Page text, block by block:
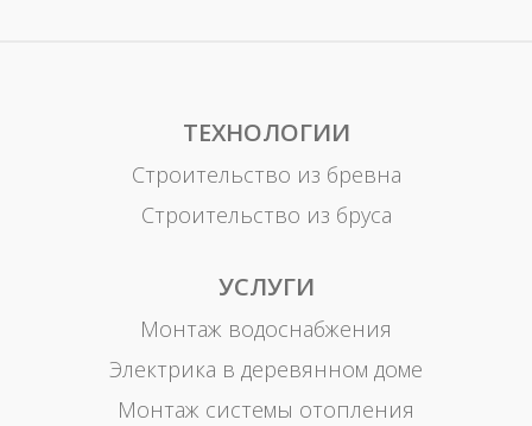
ТЕХНОЛОГИИ
Строительство из бревна
Строительство из бруса
УСЛУГИ
Монтаж водоснабжения
Электрика в деревянном доме
Монтаж системы отопления